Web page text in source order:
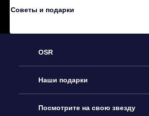
Советы и подарки
OSR
Обслуживание
Как с нами связаться
Наши подарки
Онлайн подарок Online Star Gift
Посмотрите на свою звезду